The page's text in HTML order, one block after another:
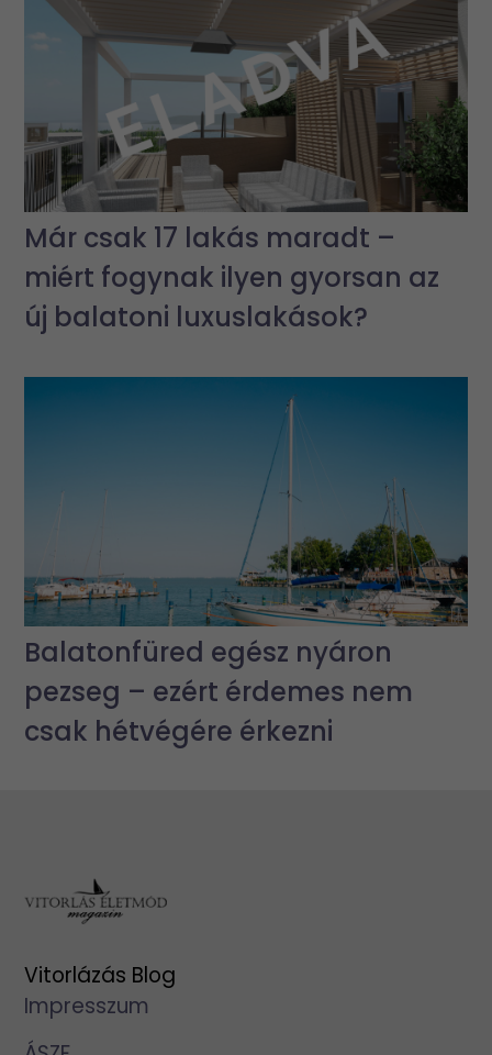
Már csak 17 lakás maradt –
miért fogynak ilyen gyorsan az
új balatoni luxuslakások?
Balatonfüred egész nyáron
pezseg – ezért érdemes nem
csak hétvégére érkezni
Vitorlázás Blog
Impresszum